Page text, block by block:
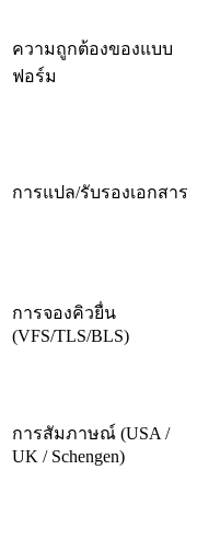
ความถูกต้องของแบบ
ฟอร์ม
การแปล/รับรองเอกสาร
การจองคิวยื่น
(VFS/TLS/BLS)
การสัมภาษณ์ (USA /
UK / Schengen)